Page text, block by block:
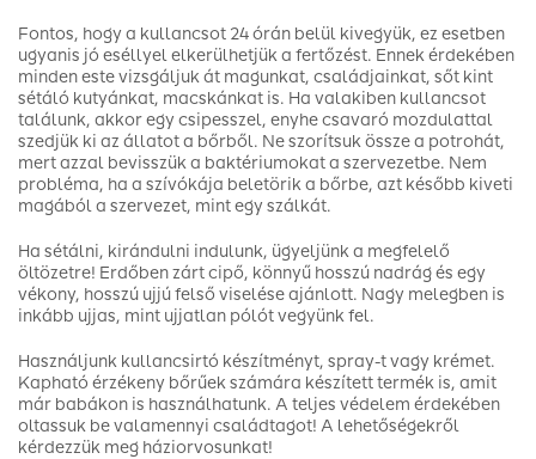
Fontos, hogy a kullancsot 24 órán belül kivegyük, ez esetben
ugyanis jó eséllyel elkerülhetjük a fertőzést. Ennek érdekében
minden este vizsgáljuk át magunkat, családjainkat, sőt kint
sétáló kutyánkat, macskánkat is. Ha valakiben kullancsot
találunk, akkor egy csipesszel, enyhe csavaró mozdulattal
szedjük ki az állatot a bőrből. Ne szorítsuk össze a potrohát,
mert azzal bevisszük a baktériumokat a szervezetbe. Nem
probléma, ha a szívókája beletörik a bőrbe, azt később kiveti
magából a szervezet, mint egy szálkát.
Ha sétálni, kirándulni indulunk, ügyeljünk a megfelelő
öltözetre! Erdőben zárt cipő, könnyű hosszú nadrág és egy
vékony, hosszú ujjú felső viselése ajánlott. Nagy melegben is
inkább ujjas, mint ujjatlan pólót vegyünk fel.
Használjunk kullancsirtó készítményt, spray-t vagy krémet.
Kapható érzékeny bőrűek számára készített termék is, amit
már babákon is használhatunk. A teljes védelem érdekében
oltassuk be valamennyi családtagot! A lehetőségekről
kérdezzük meg háziorvosunkat!